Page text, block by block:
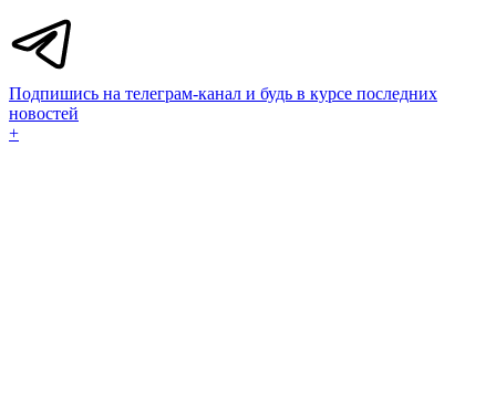
Подпишись на телеграм-канал и будь в курсе последних
новостей
+